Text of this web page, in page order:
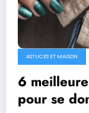
ASTUCES ET MAISON
6
pour se